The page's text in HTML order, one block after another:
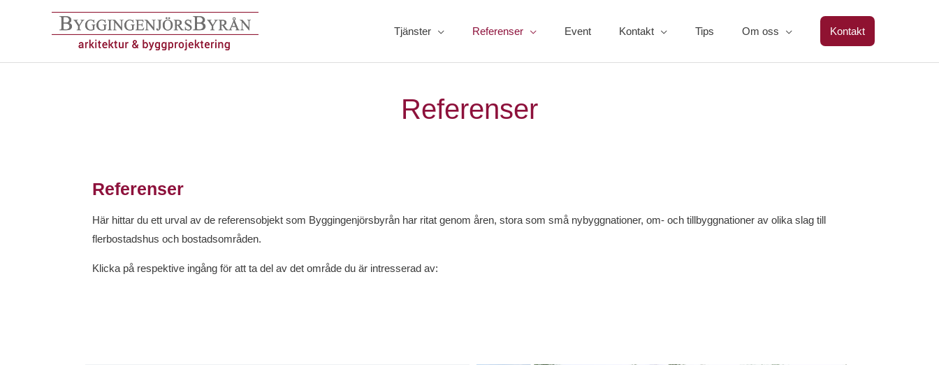
Tjänster Referenser Event Kontakt Tips Om oss Kontakt
Referenser
Referenser
Här hittar du ett urval av de referensobjekt som Byggingenjörsbyrån har ritat genom åren, stora som små nybyggnationer, om- och tillbyggnationer av olika slag till
flerbostadshus och bostadsområden.
Klicka på respektive ingång för att ta del av det område du är intresserad av: